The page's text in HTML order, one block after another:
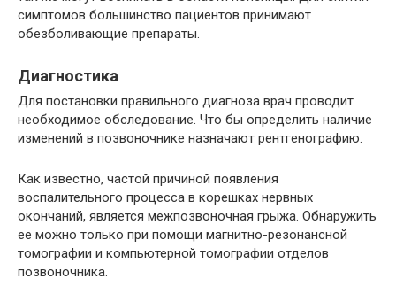
симптомов большинство пациентов принимают
обезболивающие препараты.
Диагностика
Для постановки правильного диагноза врач проводит
необходимое обследование. Что бы определить наличие
изменений в позвоночнике назначают рентгенографию.
Как известно, частой причиной появления
воспалительного процесса в корешках нервных
окончаний, является межпозвоночная грыжа. Обнаружить
ее можно только при помощи магнитно-резонансной
томографии и компьютерной томографии отделов
позвоночника.